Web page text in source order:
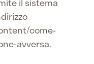
come-
avversa.